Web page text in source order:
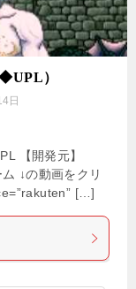
）
日
【開発元】
↓の動画をクリ
[…]